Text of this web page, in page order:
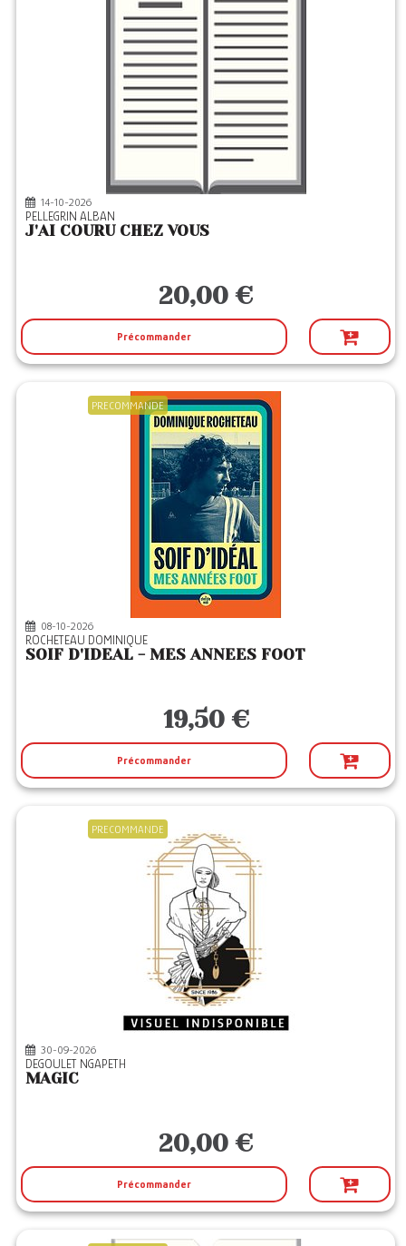
14-10-2026
PELLEGRIN ALBAN
J'AI COURU CHEZ VOUS
20,00 €
Précommander
PRECOMMANDE
08-10-2026
ROCHETEAU DOMINIQUE
SOIF D'IDEAL - MES ANNEES FOOT
19,50 €
Précommander
PRECOMMANDE
30-09-2026
DEGOULET NGAPETH
MAGIC
20,00 €
Précommander